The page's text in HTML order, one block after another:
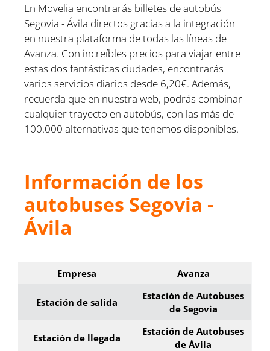
En Movelia encontrarás billetes de autobús
Segovia - Ávila directos gracias a la integración
en nuestra plataforma de todas las líneas de
Avanza. Con increíbles precios para viajar entre
estas dos fantásticas ciudades, encontrarás
varios servicios diarios desde 6,20€. Además,
recuerda que en nuestra web, podrás combinar
cualquier trayecto en autobús, con las más de
100.000 alternativas que tenemos disponibles.
Información de los
autobuses Segovia -
Ávila
Empresa Avanza
Estación de salida
Estación de Autobuses
de Segovia
Estación de llegada
Estación de Autobuses
de Ávila